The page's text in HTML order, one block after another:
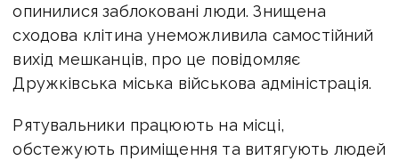
опинилися заблоковані люди. Знищена
сходова клітина унеможливила самостійний
вихід мешканців, про це повідомляє
Дружківська міська військова адміністрація.
Рятувальники працюють на місці,
обстежують приміщення та витягують людей